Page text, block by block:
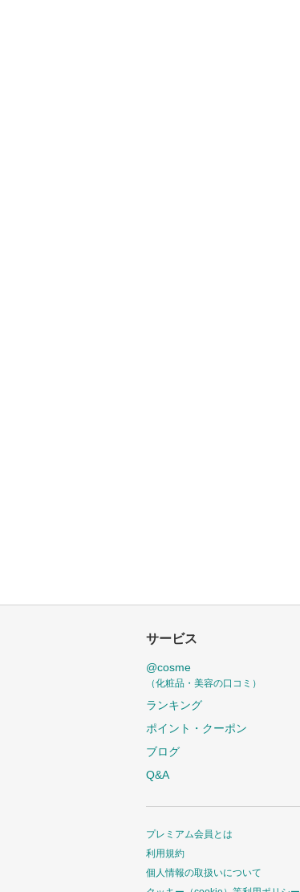
サービス
@cosme
（化粧品・美容の口コミ）
ランキング
ポイント・クーポン
ブログ
Q&A
プレミアム会員とは
利用規約
個人情報の取扱いについて